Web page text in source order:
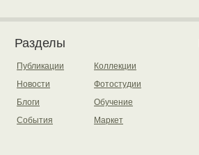
Разделы
Публикации
Новости
Блоги
События
Коллекции
Фотостудии
Обучение
Маркет